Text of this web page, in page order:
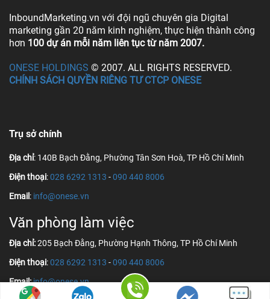
InboundMarketing.vn với đội ngũ chuyên gia Digital
marketing gần 20 năm kinh nghiệm, thực hiện thành công
hơn 100 dự án mỗi năm liên tục từ năm 2007.
ONESE HOLDINGS © 2007. ALL RIGHTS RESERVED.
CHÍNH SÁCH QUYỀN RIÊNG TƯ CTCP ONESE
Trụ sở chính
Địa chỉ: 140B Bạch Đằng, Phường Tân Sơn Hoà, TP Hồ Chí Minh
Điện thoại:028 6292 1313 -090 440 8006
Email : info@onese.vn
Văn phòng làm việc
Địa chỉ:205 Bạch Đằng, Phường Hạnh Thông, TP Hồ Chí Minh
Điện thoại:028 6292 1313 -090 440 8006
Email:info@onese.vn